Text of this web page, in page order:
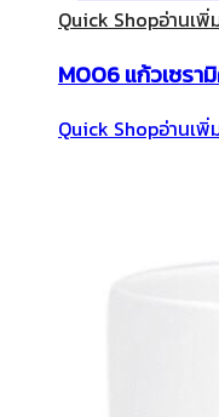
Quick Shopอ่านเพิ่
M006 แก้วเซรา
Quick Shopอ่านเพิ่